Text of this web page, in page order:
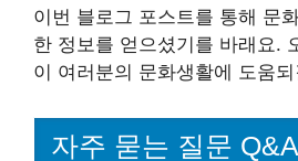
이번 블로그 포스트를 통해 문
한 정보를 얻으셨기를 바래요.
이 여러분의 문화생활에 도움
자주 묻는 질문 Q&A